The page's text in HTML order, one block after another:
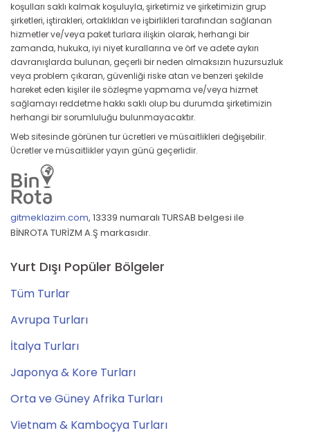
koşulları saklı kalmak koşuluyla, şirketimiz ve şirketimizin grup
şirketleri, iştirakleri, ortaklıkları ve işbirlikleri tarafından sağlanan
hizmetler ve/veya paket turlara ilişkin olarak, herhangi bir
zamanda, hukuka, iyi niyet kurallarına ve örf ve adete aykırı
davranışlarda bulunan, geçerli bir neden olmaksızın huzursuzluk
veya problem çıkaran, güvenliği riske atan ve benzeri şekilde
hareket eden kişiler ile sözleşme yapmama ve/veya hizmet
sağlamayı reddetme hakkı saklı olup bu durumda şirketimizin
herhangi bir sorumluluğu bulunmayacaktır.
Web sitesinde görünen tur ücretleri ve müsaitlikleri değişebilir.
Ücretler ve müsaitlikler yayın günü geçerlidir.
gitmeklazim.com, 13339 numaralı TURSAB belgesi ile
BİNROTA TURİZM A.Ş markasıdır.
Yurt Dışı Popüler Bölgeler
Tüm Turlar
Avrupa Turları
İtalya Turları
Japonya & Kore Turları
Orta ve Güney Afrika Turları
Vietnam & Kamboçya Turları